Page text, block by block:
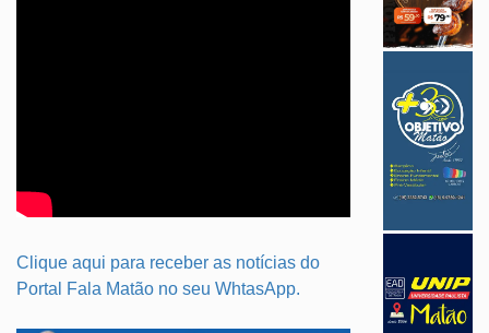
Clique aqui para receber as notícias do
Portal Fala Matão no seu WhtasApp.